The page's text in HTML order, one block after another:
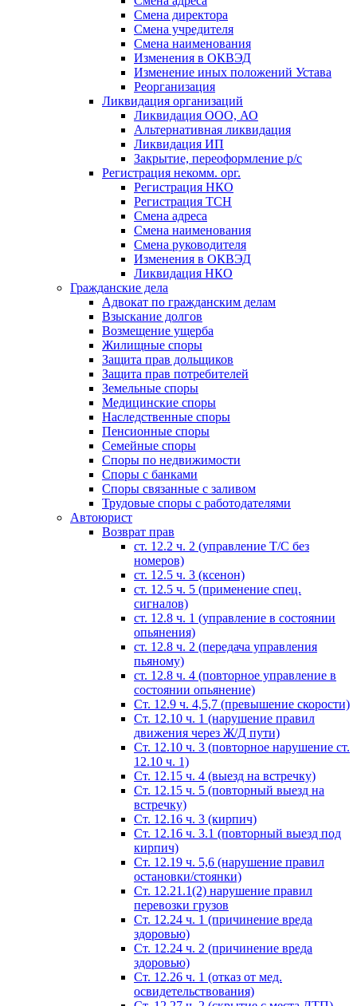
Смена директора
Cмена учредителя
Смена наименования
Изменения в ОКВЭД
Изменение иных положений Устава
Реорганизация
Ликвидация организаций
Ликвидация ООО, АО
Альтернативная ликвидация
Ликвидация ИП
Закрытие, переоформление р/с
Регистрация некомм. орг.
Регистрация НКО
Регистрация ТСН
Смена адреса
Смена наименования
Смена руководителя
Изменения в ОКВЭД
Ликвидация НКО
Гражданские дела
Адвокат по гражданским делам
Взыскание долгов
Возмещение ущерба
Жилищные споры
Защита прав дольщиков
Защита прав потребителей
Земельные споры
Медицинские споры
Наследственные споры
Пенсионные споры
Семейные споры
Cпоры по недвижимости
Споры с банками
Споры связанные с заливом
Трудовые споры с работодателями
Автоюрист
Возврат прав
ст. 12.2 ч. 2 (управление Т/С без
номеров)
ст. 12.5 ч. 3 (ксенон)
ст. 12.5 ч. 5 (применение спец.
сигналов)
cт. 12.8 ч. 1 (управление в состоянии
опьянения)
ст. 12.8 ч. 2 (передача управления
пьяному)
ст. 12.8 ч. 4 (повторное управление в
состоянии опьянение)
Ст. 12.9 ч. 4,5,7 (превышение скорости)
Ст. 12.10 ч. 1 (нарушение правил
движения через Ж/Д пути)
Ст. 12.10 ч. 3 (повторное нарушение ст.
12.10 ч. 1)
Ст. 12.15 ч. 4 (выезд на встречку)
Ст. 12.15 ч. 5 (повторный выезд на
встречку)
Ст. 12.16 ч. 3 (кирпич)
Ст. 12.16 ч. 3.1 (повторный выезд под
кирпич)
Ст. 12.19 ч. 5,6 (нарушение правил
остановки/стоянки)
Ст. 12.21.1(2) нарушение правил
перевозки грузов
Ст. 12.24 ч. 1 (причинение вреда
здоровью)
Ст. 12.24 ч. 2 (причинение вреда
здоровью)
Ст. 12.26 ч. 1 (отказ от мед.
освидетельствования)